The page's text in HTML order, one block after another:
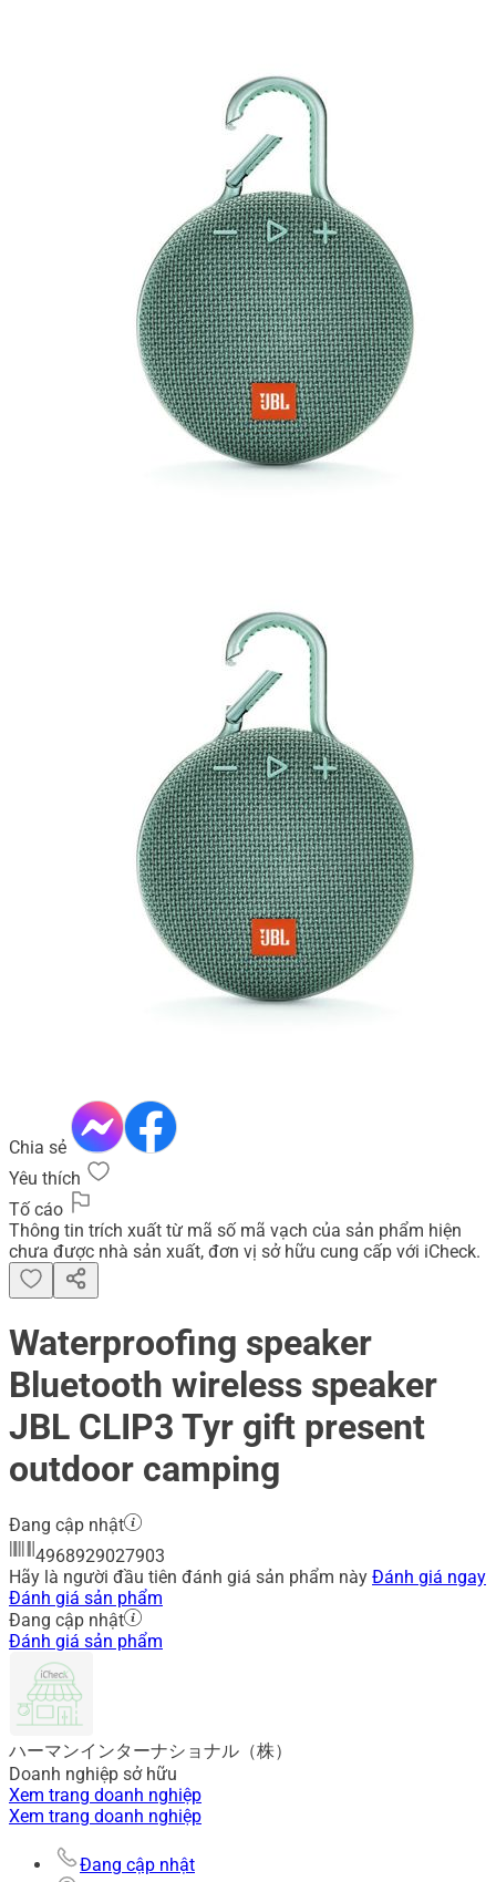
Chia sẻ
Yêu thích
Tố cáo
Thông tin trích xuất từ mã số mã vạch của sản phẩm hiện
chưa được nhà sản xuất, đơn vị sở hữu cung cấp với iCheck.
Waterproofing speaker
Bluetooth wireless speaker
JBL CLIP3 Tyr gift present
outdoor camping
Đang cập nhật
4968929027903
Hãy là người đầu tiên đánh giá sản phẩm này Đánh giá ngay
Đánh giá sản phẩm
Đang cập nhật
Đánh giá sản phẩm
ハーマンインターナショナル（株）
Doanh nghiệp sở hữu
Xem trang doanh nghiệp
Xem trang doanh nghiệp
Đang cập nhật